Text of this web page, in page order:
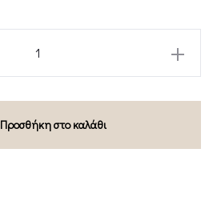
Προσθήκη στο καλάθι